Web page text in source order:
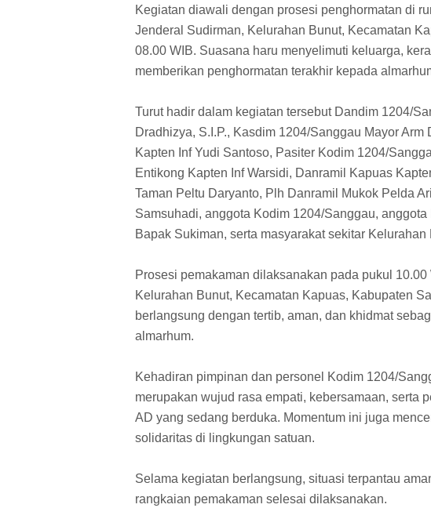
Kegiatan diawali dengan prosesi penghormatan di
Jenderal Sudirman, Kelurahan Bunut, Kecamatan
08.00 WIB. Suasana haru menyelimuti keluarga,
memberikan penghormatan terakhir kepada
Turut hadir dalam kegiatan tersebut Dandim 1204/
Dradhizya, S.I.P., Kasdim 1204/Sanggau Mayor
Kapten Inf Yudi Santoso, Pasiter Kodim 1204/
Entikong Kapten Inf Warsidi, Danramil Kapuas
Taman Peltu Daryanto, Plh Danramil Mukok Pelda
Samsuhadi, anggota Kodim 1204/Sanggau,
Bapak Sukiman, serta masyarakat sekitar Kelurahan
Prosesi pemakaman dilaksanakan pada pukul
Kelurahan Bunut, Kecamatan Kapuas, Kabupaten
berlangsung dengan tertib, aman, dan khidmat
almarhum.
Kehadiran pimpinan dan personel Kodim 1204/
merupakan wujud rasa empati, kebersamaan, serta
AD yang sedang berduka. Momentum ini juga
solidaritas di lingkungan satuan.
Selama kegiatan berlangsung, situasi terpantau
rangkaian pemakaman selesai dilaksanakan.